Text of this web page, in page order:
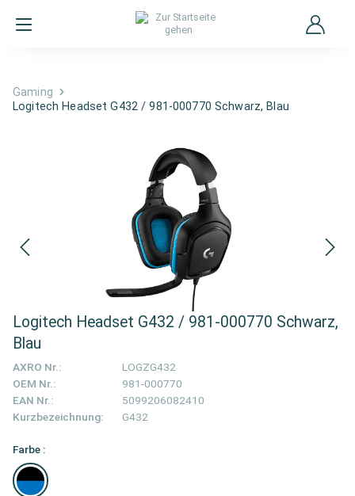
Gaming
Logitech Headset G432 / 981-000770 Schwarz, Blau
Logitech Headset G432 / 981-000770 Schwarz,
Blau
AXRO Nr.:
LOGZG432
OEM Nr.:
981-000770
EAN Nr.:
5099206082410
Kurzbezeichnung:
G432
Farbe :